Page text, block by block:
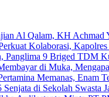
KH Achmad Yaudin
Kapolres Ajak
9 Briged TDM Kunjungi
Muka, Mengapa Masih
Enam Tersangka
Swasta Jakarta